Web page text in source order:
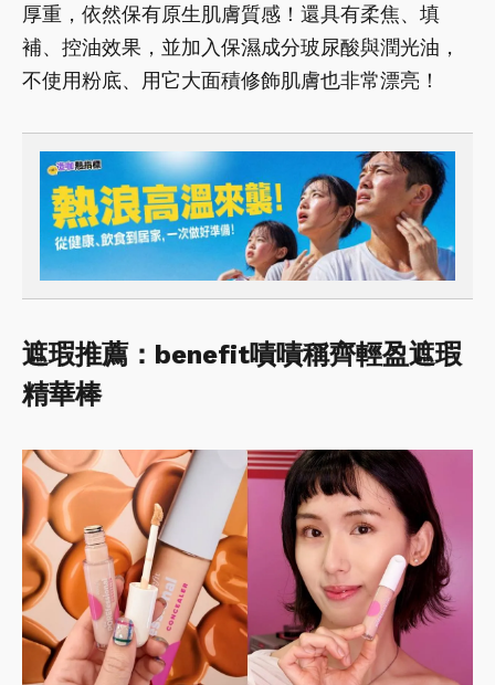
厚重，依然保有原生肌膚質感！還具有柔焦、填
補、控油效果，並加入保濕成分玻尿酸與潤光油，
不使用粉底、用它大面積修飾肌膚也非常漂亮！
遮瑕推薦：benefit嘖嘖稱齊輕盈遮瑕
精華棒